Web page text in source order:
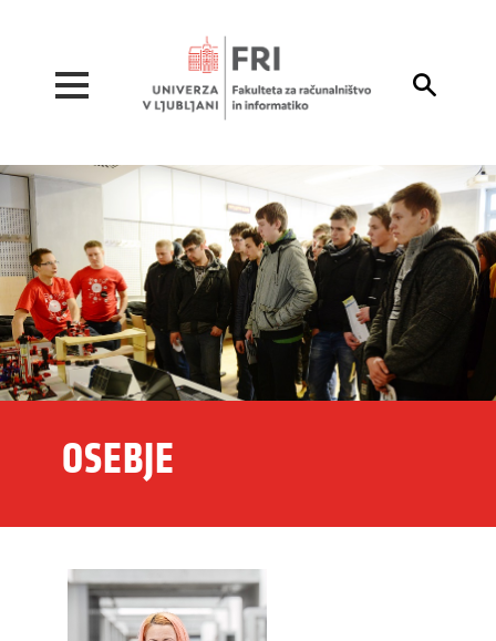

OSEBJE